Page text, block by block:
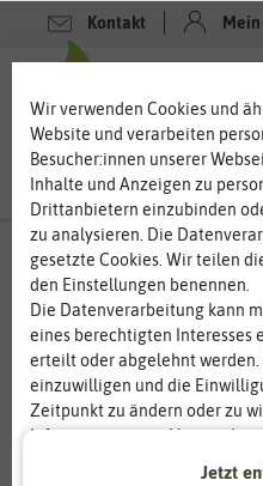
Kontakt
Suchergebnisse für
(12 Treffer)
Hersteller: Arche Noah
Filter
Wir verwenden Cookies und
Website und verarbeiten
Besucher:innen unserer
Inhalte und Anzeigen zu
Drittanbietern einzubinden
zu analysieren. Die
gesetzte Cookies. Wir teilen
den Einstellungen benennen.
Die Datenverarbeitung kann
eines berechtigten Interesses
erteilt oder abgelehnt werden.
einzuwilligen und die
Zeitpunkt zu ändern oder zu
Informationen zur
den Diensten erklären wir in
Jetzt